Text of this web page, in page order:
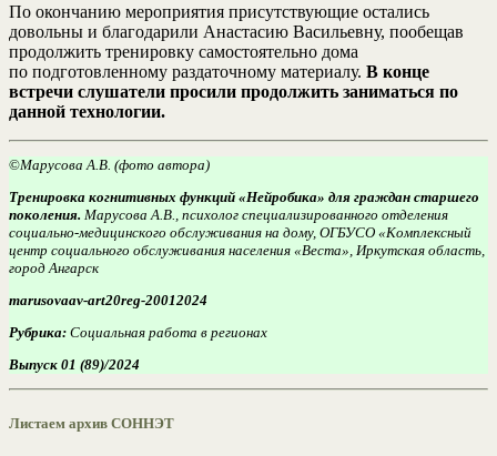
По окончанию мероприятия присутствующие остались
довольны и благодарили Анастасию Васильевну, пообещав
продолжить тренировку самостоятельно дома
по подготовленному раздаточному материалу. В конце
встречи слушатели просили продолжить заниматься по
данной технологии.
©Марусова А.В. (фото автора)
Тренировка когнитивных функций «Нейробика» для граждан старшего
поколения. Марусова А.В., психолог специализированного отделения
социально-медицинского обслуживания на дому, ОГБУСО «Комплексный
центр социального обслуживания населения «Веста», Иркутская область,
город Ангарск
marusovaav-art20reg-20012024
Рубрика: Социальная работа в регионах
Выпуск 01 (89)/2024
Листаем архив СОННЭТ